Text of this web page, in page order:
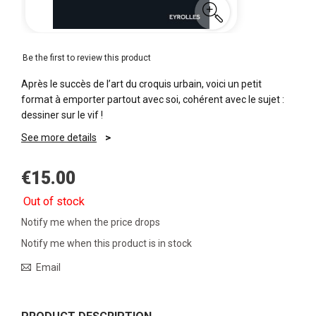
Be the first to review this product
Après le succès de l’art du croquis urbain, voici un petit
format à emporter partout avec soi, cohérent avec le sujet :
dessiner sur le vif !
See more details
€15.00
Out of stock
Notify me when the price drops
Notify me when this product is in stock
Email